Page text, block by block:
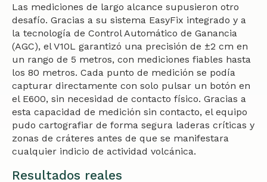
Las mediciones de largo alcance supusieron otro
desafío. Gracias a su sistema EasyFix integrado y a
la tecnología de Control Automático de Ganancia
(AGC), el V10L garantizó una precisión de ±2 cm en
un rango de 5 metros, con mediciones fiables hasta
los 80 metros. Cada punto de medición se podía
capturar directamente con solo pulsar un botón en
el E600, sin necesidad de contacto físico. Gracias a
esta capacidad de medición sin contacto, el equipo
pudo cartografiar de forma segura laderas críticas y
zonas de cráteres antes de que se manifestara
cualquier indicio de actividad volcánica.
Resultados reales